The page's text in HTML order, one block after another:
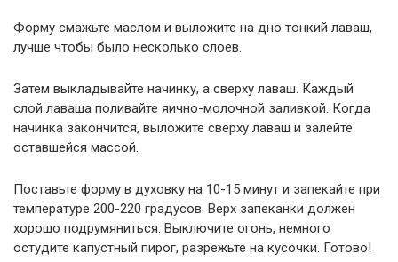
Форму смажьте маслом и выложите на дно тонкий лаваш,
лучше чтобы было несколько слоев.
Затем выкладывайте начинку, а сверху лаваш. Каждый
слой лаваша поливайте яично-молочной заливкой. Когда
начинка закончится, выложите сверху лаваш и залейте
оставшейся массой.
Поставьте форму в духовку на 10-15 минут и запекайте при
температуре 200-220 градусов. Верх запеканки должен
хорошо подрумяниться. Выключите огонь, немного
остудите капустный пирог, разрежьте на кусочки. Готово!